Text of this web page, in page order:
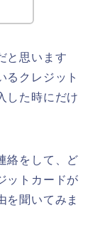
と思います
るクレジット
した時にだけ
絡をして、ど
ットカードが
を聞いてみま